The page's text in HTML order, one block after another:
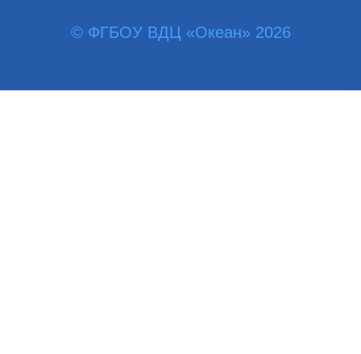
© ФГБОУ ВДЦ «Океан» 2026